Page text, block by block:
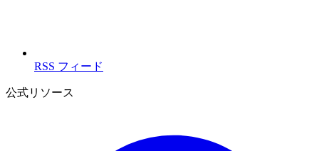
RSS フィード
公式リソース